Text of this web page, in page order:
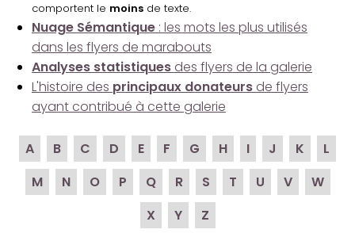
comportent le moins de texte.
Nuage Sémantique : les mots les plus utilisés
dans les flyers de marabouts
Analyses statistiques des flyers de la galerie
L'histoire des principaux donateurs de flyers
ayant contribué à cette galerie
A B C D E F G H I J K
L
M
N O P Q R S T U V
W
X
Y Z